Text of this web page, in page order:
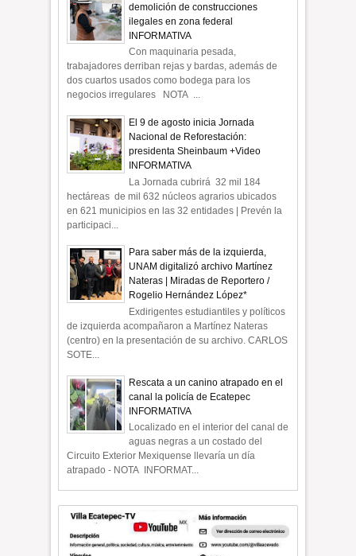
demolición de construcciones
ilegales en zona federal
INFORMATIVA
Con maquinaria pesada,
trabajadores derriban rejas y bardas, además de
dos cuartos usados como bodega para los
negocios irregulares NOTA ...
El 9 de agosto inicia Jornada
Nacional de Reforestación:
presidenta Sheinbaum +Video
INFORMATIVA
La Jornada cubrirá 32 mil 184
hectáreas de mil 632 núcleos agrarios ubicados
en 621 municipios en las 32 entidades | Prevén la
participaci...
Para saber más de la izquierda,
UNAM digitalizó archivo Martínez
Nateras | Miradas de Reportero /
Rogelio Hernández López*
Exdirigentes estudiantiles y políticos
de izquierda acompañaron a Martínez Nateras
(centro) en la presentación de su archivo. CARLOS
SOTE...
Rescata a un canino atrapado en el
canal la policía de Ecatepec
INFORMATIVA
Localizado en el interior del canal de
aguas negras a un costado del
Circuito Exterior Mexiquense llevaría un día
atrapado - NOTA INFORMAT...